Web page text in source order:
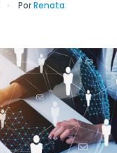
PorRenata